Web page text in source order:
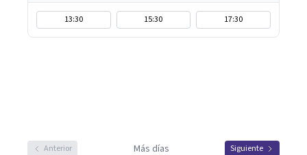
13:30 15:30 17:30
Anterior Más días Siguiente